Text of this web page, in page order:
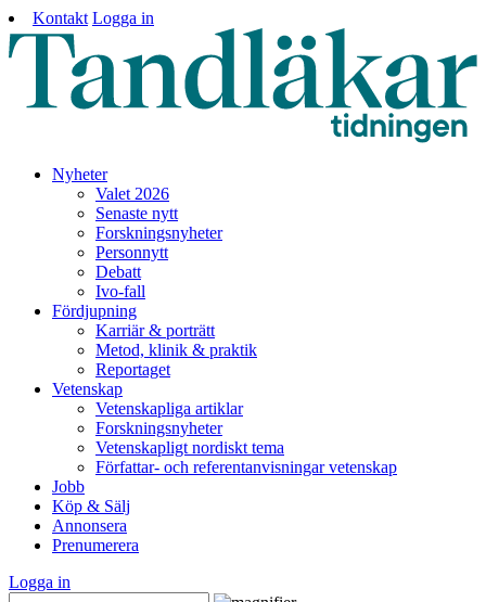
Kontakt Logga in
Nyheter
Valet 2026
Senaste nytt
Forskningsnyheter
Personnytt
Debatt
Ivo-fall
Fördjupning
Karriär & porträtt
Metod, klinik & praktik
Reportaget
Vetenskap
Vetenskapliga artiklar
Forskningsnyheter
Vetenskapligt nordiskt tema
Författar- och referentanvisningar vetenskap
Jobb
Köp & Sälj
Annonsera
Prenumerera
Logga in